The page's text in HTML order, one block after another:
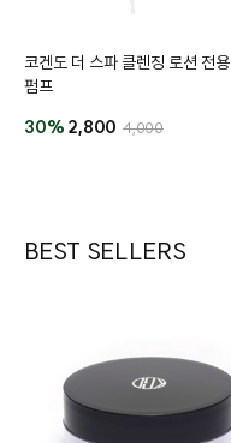
코겐도 더 스파 클렌징 로션 전용
펌프
30% 2,800 4,000
BEST SELLERS